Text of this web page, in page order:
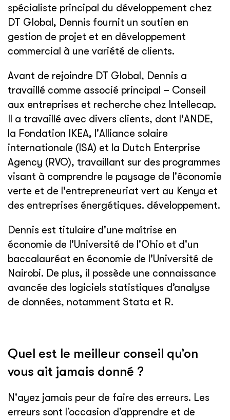
spécialiste principal du développement chez
DT Global, Dennis fournit un soutien en
gestion de projet et en développement
commercial à une variété de clients.
Avant de rejoindre DT Global, Dennis a
travaillé comme associé principal – Conseil
aux entreprises et recherche chez Intellecap.
Il a travaillé avec divers clients, dont l'ANDE,
la Fondation IKEA, l'Alliance solaire
internationale (ISA) et la Dutch Enterprise
Agency (RVO), travaillant sur des programmes
visant à comprendre le paysage de l'économie
verte et de l'entrepreneuriat vert au Kenya et
des entreprises énergétiques. développement.
Dennis est titulaire d'une maîtrise en
économie de l'Université de l'Ohio et d'un
baccalauréat en économie de l'Université de
Nairobi. De plus, il possède une connaissance
avancée des logiciels statistiques d’analyse
de données, notamment Stata et R.
Quel est le meilleur conseil qu’on
vous ait jamais donné ?
N'ayez jamais peur de faire des erreurs. Les
erreurs sont l’occasion d’apprendre et de